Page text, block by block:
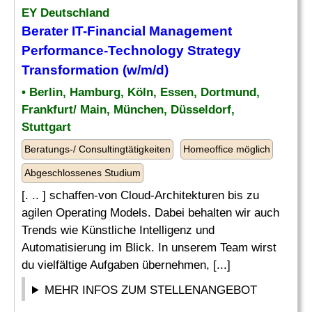
EY Deutschland
Berater IT-Financial Management
Performance-Technology Strategy
Transformation (w/m/d)
• Berlin, Hamburg, Köln, Essen, Dortmund,
Frankfurt/ Main, München, Düsseldorf,
Stuttgart
Beratungs-/ Consultingtätigkeiten Homeoffice möglich
Abgeschlossenes Studium
[. .. ] schaffen-von Cloud-Architekturen bis zu
agilen Operating Models. Dabei behalten wir auch
Trends wie Künstliche Intelligenz und
Automatisierung im Blick. In unserem Team wirst
du vielfältige Aufgaben übernehmen, [...]
MEHR INFOS ZUM STELLENANGEBOT